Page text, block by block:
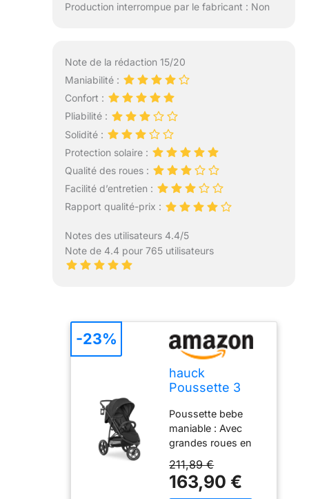
Production interrompue par le fabricant : Non
Note de la rédaction 15/20
Maniabilité :
Confort :
Pliabilité :
Solidité :
Protection solaire :
Qualité des roues :
Facilité d’entretien :
Rapport qualité-prix :
Notes des utilisateurs 4.4/5
Note de 4.4 pour 765 utilisateurs
hauck
Poussette 3
3R, Pneus
Caoutchouc,
Pliage une
Main, Black
Poussette bebe
maniable : Avec
grandes roues en
suspension arrière
pour un confort
211,89 €
163,90 €
-23%